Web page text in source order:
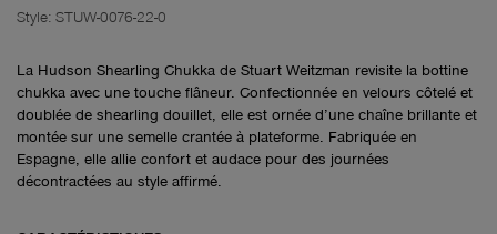
Style: STUW-0076-22-0
La Hudson Shearling Chukka de Stuart Weitzman revisite la bottine
chukka avec une touche flâneur. Confectionnée en velours côtelé et
doublée de shearling douillet, elle est ornée d’une chaîne brillante et
montée sur une semelle crantée à plateforme. Fabriquée en
Espagne, elle allie confort et audace pour des journées
décontractées au style affirmé.